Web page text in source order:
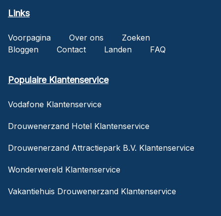
Links
Voorpagina Over ons
Zoeken
Bloggen
Contact Landen FAQ
Populaire Klantenservice
Vodafone Klantenservice
Drouwenerzand Hotel Klantenservice
Drouwenerzand Attractiepark B.V. Klantenservice
Wonderwereld Klantenservice
Vakantiehuis Drouwenerzand Klantenservice